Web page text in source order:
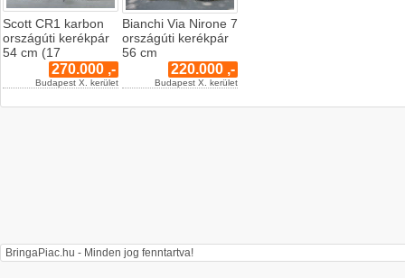
Scott CR1 karbon
országúti kerékpár
54 cm (17
270.000 ,-
Budapest X. kerület
Bianchi Via Nirone 7
országúti kerékpár
56 cm
220.000 ,-
Budapest X. kerület
BringaPiac.hu - Minden jog fenntartva!